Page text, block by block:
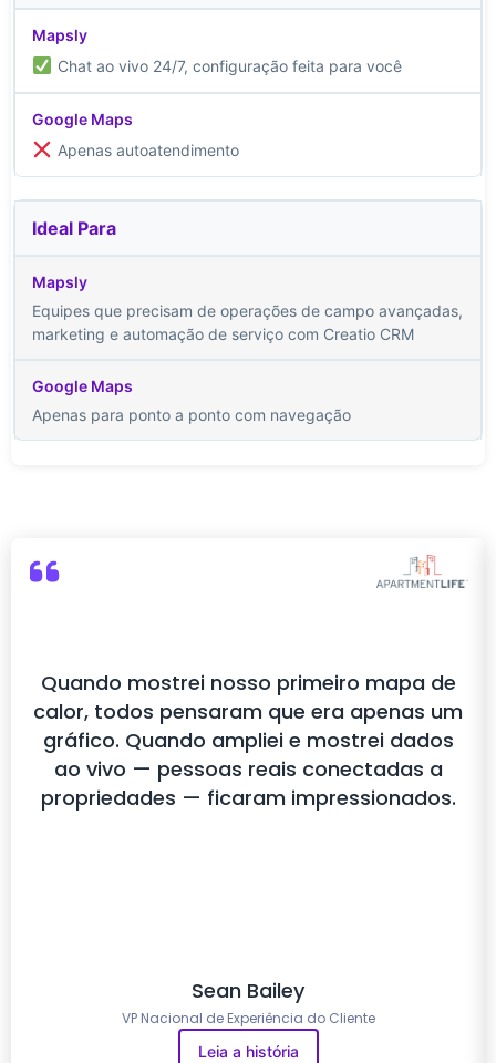
Chat ao vivo 24/7, configuração feita para você
Apenas autoatendimento
Ideal Para
Equipes que precisam de operações de campo avançadas,
marketing e automação de serviço com Creatio CRM
Apenas para ponto a ponto com navegação
Quando mostrei nosso primeiro mapa de
calor, todos pensaram que era apenas um
gráfico. Quando ampliei e mostrei dados
ao vivo — pessoas reais conectadas a
propriedades — ficaram impressionados.
Sean Bailey
VP Nacional de Experiência do Cliente
Leia a história